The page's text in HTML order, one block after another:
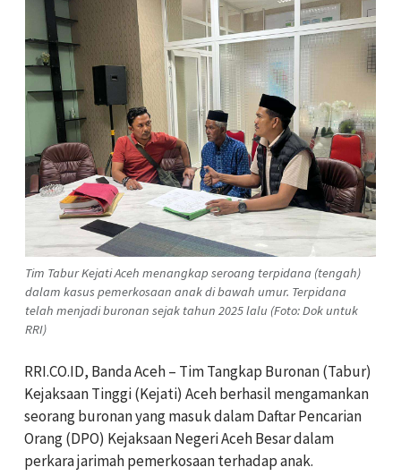
Tim Tabur Kejati Aceh menangkap seroang terpidana (tengah)
dalam kasus pemerkosaan anak di bawah umur. Terpidana
telah menjadi buronan sejak tahun 2025 lalu (Foto: Dok untuk
RRI)
RRI.CO.ID, Banda Aceh – Tim Tangkap Buronan (Tabur)
Kejaksaan Tinggi (Kejati) Aceh berhasil mengamankan
seorang buronan yang masuk dalam Daftar Pencarian
Orang (DPO) Kejaksaan Negeri Aceh Besar dalam
perkara jarimah pemerkosaan terhadap anak.